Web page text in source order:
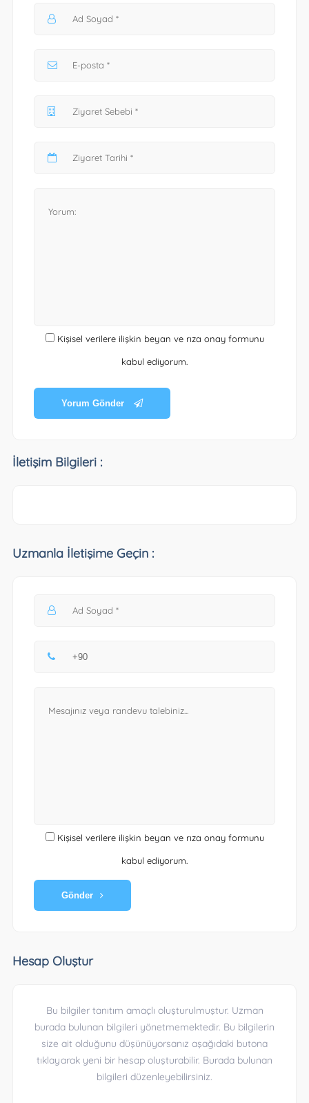
Kişisel verilere ilişkin beyan ve rıza onay formunu
kabul ediyorum.
Yorum Gönder
İletişim Bilgileri :
Uzmanla İletişime Geçin :
Kişisel verilere ilişkin beyan ve rıza onay formunu
kabul ediyorum.
Gönder
Hesap Oluştur
Bu bilgiler tanıtım amaçlı oluşturulmuştur. Uzman
burada bulunan bilgileri yönetmemektedir. Bu bilgilerin
size ait olduğunu düşünüyorsanız aşağıdaki butona
tıklayarak yeni bir hesap oluşturabilir. Burada bulunan
bilgileri düzenleyebilirsiniz.